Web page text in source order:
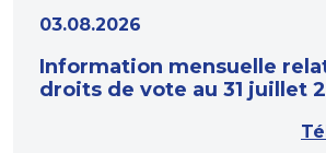
03.08.2026
Information mensuelle
droits de vote au 31 juillet